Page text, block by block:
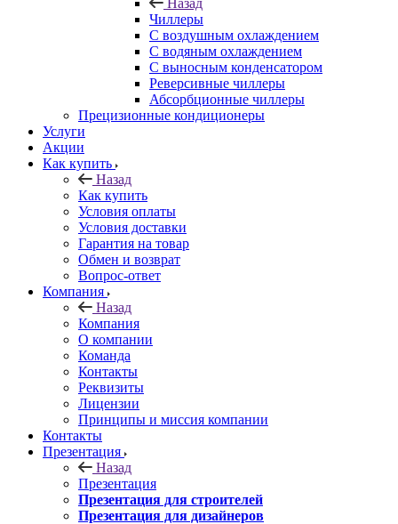
Назад
Чиллеры
С воздушным охлаждением
С водяным охлаждением
С выносным конденсатором
Реверсивные чиллеры
Абсорбционные чиллеры
Прецизионные кондиционеры
Услуги
Акции
Как купить
Назад
Как купить
Условия оплаты
Условия доставки
Гарантия на товар
Обмен и возврат
Вопрос-ответ
Компания
Назад
Компания
О компании
Команда
Контакты
Реквизиты
Лицензии
Принципы и миссия компании
Контакты
Презентация
Назад
Презентация
Презентация для строителей
Презентация для дизайнеров